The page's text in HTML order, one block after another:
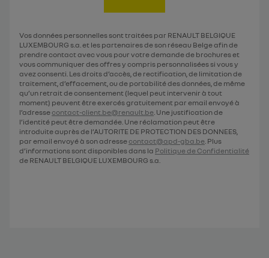
Vos données personnelles sont traitées par RENAULT BELGIQUE
LUXEMBOURG s.a. et les partenaires de son réseau Belge afin de
prendre contact avec vous pour votre demande de brochures et
vous communiquer des offres y compris personnalisées si vous y
avez consenti. Les droits d’accès, de rectification, de limitation de
traitement, d’effacement, ou de portabilité des données, de même
qu’un retrait de consentement (lequel peut intervenir à tout
moment) peuvent être exercés gratuitement par email envoyé à
l’adresse contact-client.be@renault.be. Une justification de
l’identité peut être demandée. Une réclamation peut être
introduite auprès de l’AUTORITE DE PROTECTION DES DONNEES,
par email envoyé à son adresse contact@apd-gba.be. Plus
d’informations sont disponibles dans la Politique de Confidentialité
de RENAULT BELGIQUE LUXEMBOURG s.a.